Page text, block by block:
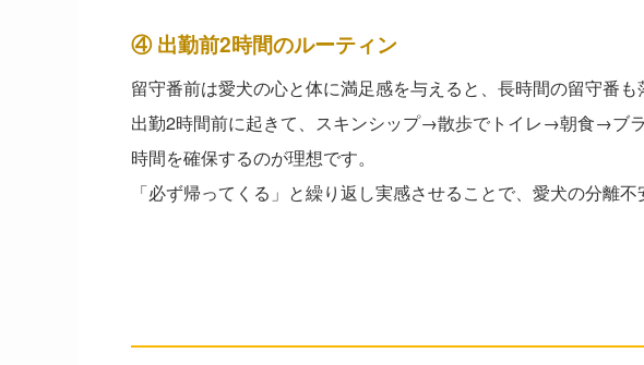
④ 出勤前2時間のルーティン
留守番前は愛犬の心と体に満足感を与えると、長時間の留守番も
出勤2時間前に起きて、スキンシップ→散歩でトイレ→朝食→ブ
時間を確保するのが理想です。
「必ず帰ってくる」と繰り返し実感させることで、愛犬の分離不